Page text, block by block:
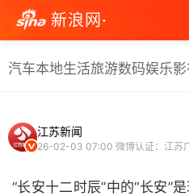
新浪网·
汽车本地生活旅游数码娱乐
江苏新闻
26-02-03 07:00 微博认证：江苏
“长安十二时辰”中的“长安”